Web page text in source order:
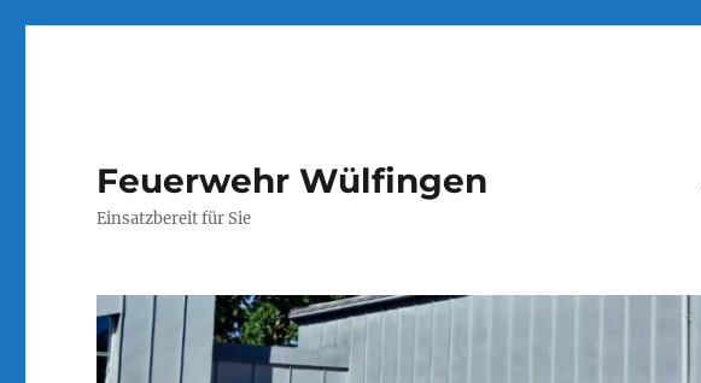
Feuerwehr Wülfingen
Einsatzbereit für Sie